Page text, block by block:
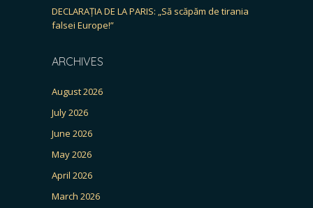
DECLARAȚIA DE LA PARIS: „Să scăpăm de tirania
falsei Europe!”
ARCHIVES
August 2026
July 2026
June 2026
May 2026
April 2026
March 2026